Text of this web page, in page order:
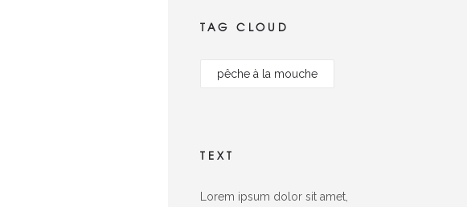
TAG CLOUD
pêche à la mouche
TEXT
Lorem ipsum dolor sit amet,